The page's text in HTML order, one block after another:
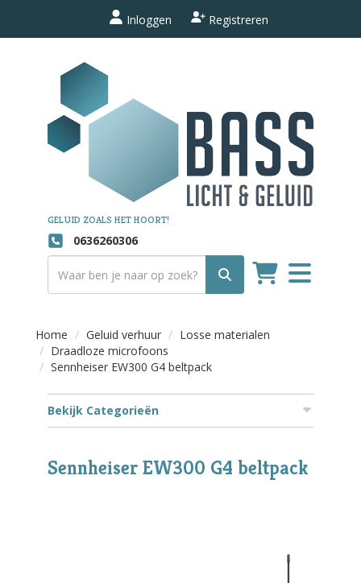
Inloggen Registreren
GELUID ZOALS HET HOORT!
0636260306
Toggle
navigation
Home Geluid verhuur
Losse materialen
Draadloze microfoons
Sennheiser EW300 G4 beltpack
Bekijk Categorieën
Sennheiser EW300 G4 beltpack